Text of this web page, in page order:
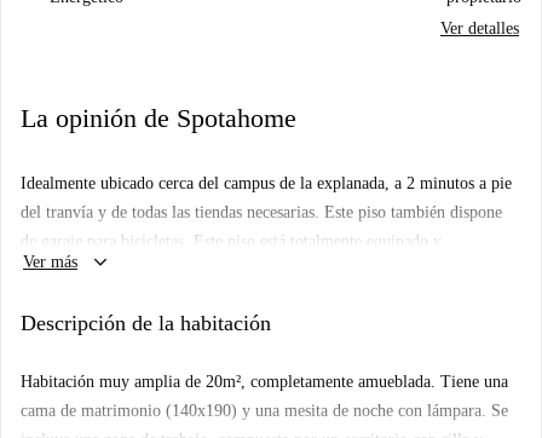
Ver detalles
La opinión de Spotahome
Idealmente ubicado cerca del campus de la explanada, a 2 minutos a pie
del tranvía y de todas las tiendas necesarias. Este piso también dispone
de garaje para bicicletas. Este piso está totalmente equipado y
amueblado, tendrá a su disposición una cocina totalmente equipada, un
es elegible para APL según las condiciones de CAF.
Ver más keyboard_arrow_down
Descripción de la habitación
Habitación muy amplia de 20m², completamente amueblada. Tiene una
cama de matrimonio (140x190) y una mesita de noche con lámpara. Se